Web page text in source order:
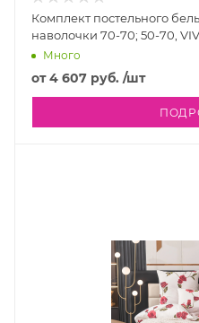
Комплект постельного
наволочки 70-70; 50-70,
Много
от4 607 руб. /шт